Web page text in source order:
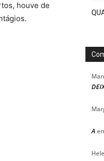
houve de
A